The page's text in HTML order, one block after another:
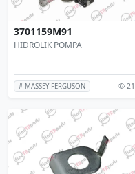
3701159M91
HİDROLİK POMPA
# MASSEY FERGUSON